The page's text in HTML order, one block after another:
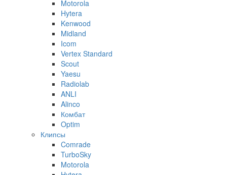
Motorola
Hytera
Kenwood
Midland
Icom
Vertex Standard
Scout
Yaesu
Radiolab
ANLI
Alinco
Комбат
Optim
Клипсы
Comrade
TurboSky
Motorola